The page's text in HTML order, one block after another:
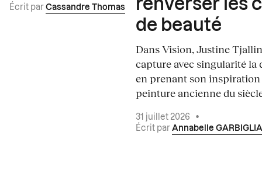
Écrit par Cassandre Thomas
renverser les
de beauté
Dans Vision, Justine
capture avec singularité la
en prenant son inspiration
peinture ancienne du
31 juillet 2026
•
Écrit par Annabelle GARBIGLIA